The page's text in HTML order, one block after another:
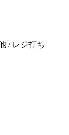
/ レジ打ち